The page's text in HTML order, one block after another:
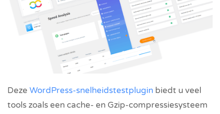
Deze WordPress-snelheidstestplugin biedt u veel
tools zoals een cache- en Gzip-compressiesysteem